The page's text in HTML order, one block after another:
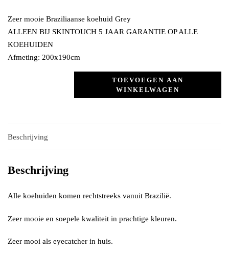
Zeer mooie Braziliaanse koehuid Grey
ALLEEN BIJ SKINTOUCH 5 JAAR GARANTIE OP ALLE
KOEHUIDEN
Afmeting: 200x190cm
TOEVOEGEN AAN
WINKELWAGEN
Beschrijving
Beschrijving
Alle koehuiden komen rechtstreeks vanuit Brazilië.
Zeer mooie en soepele kwaliteit in prachtige kleuren.
Zeer mooi als eyecatcher in huis.